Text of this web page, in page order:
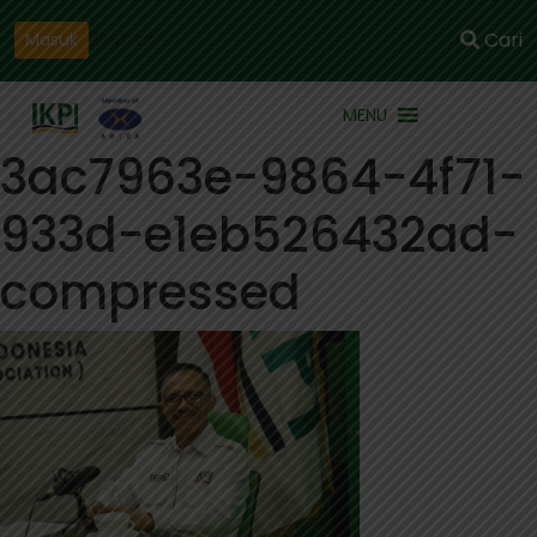
Masuk Cari
MENU
3ac7963e-9864-4f71-
933d-e1eb526432ad-
compressed